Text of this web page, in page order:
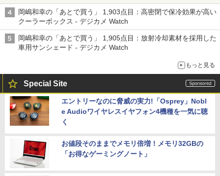
る「Filmator」
岡嶋和幸の「あとで買う」 1,903点目：高密閉で保冷効果が高い
クーラーボックス - デジカメ Watch
岡嶋和幸の「あとで買う」 1,905点目：放射冷却素材を採用した
車用サンシェード - デジカメ Watch
もっと見る
Special Site
エントリーなのに脅威の実力!「Osprey」Nobl
e Audioワイヤレスイヤフォン4機種を一気に聴
く
お値段そのままでメモリ倍増！メモリ32GBの
「お得なゲーミングノート」